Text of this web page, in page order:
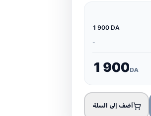
1 900 DA
-
1 900DA
أضف إلى السلة